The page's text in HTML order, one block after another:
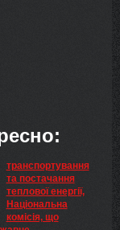
транспортування
та постачання
теплової енергії,
Національна
комісія, що